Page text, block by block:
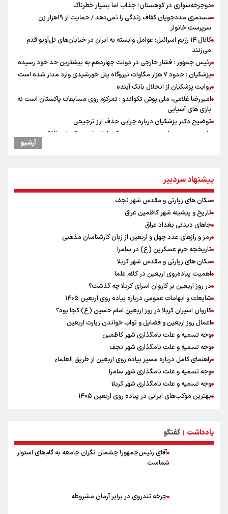
دوچرخه‌سواری در کوهستان؛ جذاب اما بسیار خطرناک
مستمری مددجویان کفاف زندگی را نمی‌دهد / حمایت از ۱۹هزار زن‌
سرپرست خانوار
کانال ۱۴ رژیم اسرائیل: عوامل وابسته به ایران در خیابان‌های تل‌آویو قدم
می‌زنند
رئیس جمهور : فشار خارجی در دولت چهاردهم به بیشترین حد خود رسیده
پزشکیان : حدود ۷ هزار مگاوات نیروگاه پنل خورشیدی وارد مدار شده است
روایت پزشکیان از انحلال بانک آینده
امیررضا غلامی، ملی پوش تکواندو : تمرکزم روی مسابقات پاکستان است نه
بازی های آسیایی
توضیح دکتر پزشکیان درباره چرایی حذف ارز ترجیحی
رئیس جمهور : باید به سمتی برویم که یارانه‌های دهک‌های بالا کمتر و به
ونس: ایرانی‌ها مذاکره‌کنندگان سرسختی هستند
جابجایی مرکز ثقل اقتصاد جهان انجام شد/ فرصت طلایی برای اقتصاد
ایران +نمودار
پزشکیان : قطار چابهار - زاهدان در هفته دولت به بهره‌برداری می‌رسد
شنیده شدن صدای ۲ انفجار در یک نفتکش در حال عبور از تنگه هرمز
رئیس جمهور : اتصال شهرهای اطراف تهران به مترو در دستور کار است
اردوی تیم ملی تکواندو
رئیس جمهور : در کنار گسترش فضاهای آموزشی، باید کیفیت آموزش را هم
بالا ببریم
آرشیو
پیشنهاد سردبیر
مکان های زیارتی و مقدس شهر نجف
تاریخ و پیشینه شهر کاظمین عراق
جاهای دیدنی بغداد عراق
رمز و رازهای عدد چهل و اربعین از زبان کارشناسان مذهبی
تاریخچه حرم عسکرین (ع) در سامرا
مکان های زیارتی و مقدس شهر کربلا
اهمیت پیاده‌روی اربعین در کلام علما
در روز اربعین بر کاروان اسرای کربلا چه گذشت؟
شایعات و ابهامات عمومی درباره پیاده روی اربعین ۱۴۰۵
کاروان اسیران کربلا در روز اربعین امام حسین (ع) کجا بود؟
اعمال روز اربعین و فضایل و ثواب خواندن زیارت اربعین
وجه تسمیه و علت نامگذاری شهر کاظمین
وجه تسمیه و علت نامگذاری شهر نجف
راهنمای کامل درباره مسیر پیاده روی اربعین از طریق العلماء
وجه تسمیه و علت نامگذاری شهر سامرا
وجه تسمیه و علت نامگذاری شهر کربلا
بهترین موکب‌های ایرانی در پیاده روی اربعین ۱۴۰۵
۲۰ نکته دوستانه درباره پیاده روی اربعین و عراقی ها
یادداشت | گفتگو
آقای رئیس‌جمهور! چشمان نگران جامعه به گام‌های استوار
شماست
چرخه تندروی در برابر آرمان مشروطه